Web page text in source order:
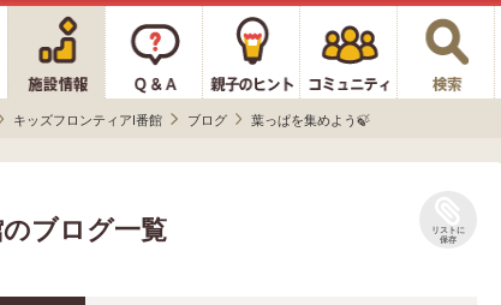
キッズフロンティアⅠ番館 ブログ 葉っぱを集めよう🍃
ブログ一覧
リストに
保存